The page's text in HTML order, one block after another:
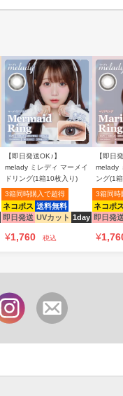
【即日発送OK♪】
melady ミレディ マーメイ
ドリング(1箱10枚入り)
ネコポス 送料無料
即日発送 UVカット 1day
3箱同時購入で超得
¥1,760 税込
【即日
melady
ング(1
ネコポ
即日発
3箱同時
¥